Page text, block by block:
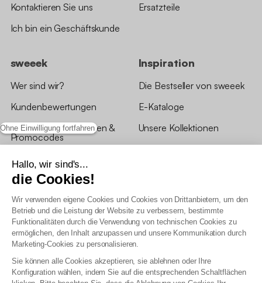
Ohne Einwilligung fortfahren
Hallo, wir sind's...
die Cookies!
Wir verwenden eigene Cookies und Cookies von Drittanbietern, um den
Betrieb und die Leistung der Website zu verbessern, bestimmte
Funktionalitäten durch die Verwendung von technischen Cookies zu
ermöglichen, den Inhalt anzupassen und unsere Kommunikation durch
Marketing-Cookies zu personalisieren.
Sie können alle Cookies akzeptieren, sie ablehnen oder Ihre
Konfiguration wählen, indem Sie auf die entsprechenden Schaltflächen
Kontaktieren Sie uns
Ich bin ein Geschäftskunde
Ersatzteile
sweeek
Wer sind wir?
Kundenbewertungen
*Angebotsbedingungen &
Promocodes
Bewertungen von sweeek
Unsere Geschäfte
Inspiration
Die Bestseller von sweeek
E-Kataloge
Unsere Kollektionen
AGB Treueprogramm
Datenschutzrichtlinien